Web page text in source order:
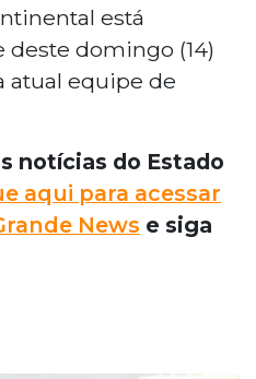
está
deste domingo (14)
atual equipe de
notícias do Estado
aqui para acessar
News e siga